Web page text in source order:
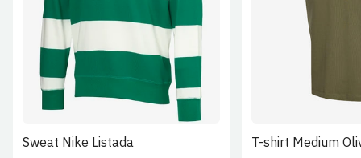
S XL 2XL
Sweat Nike Listada T-shirt Medium